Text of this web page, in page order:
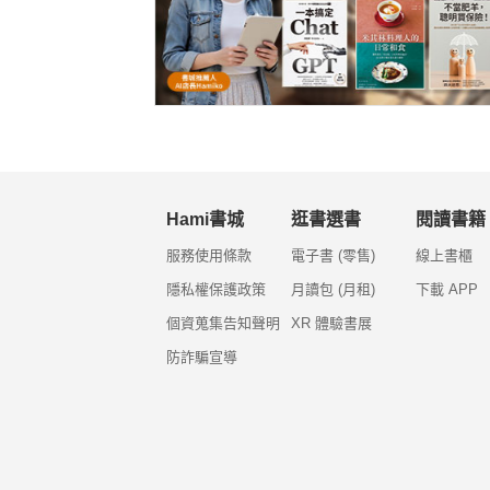
Hami書城
服務使用條款
隱私權保護政策
個資蒐集告知聲明
防詐騙宣導
逛書選書
電子書 (零售)
月讀包 (月租)
XR 體驗書展
閱讀書籍
線上書櫃
下載 APP